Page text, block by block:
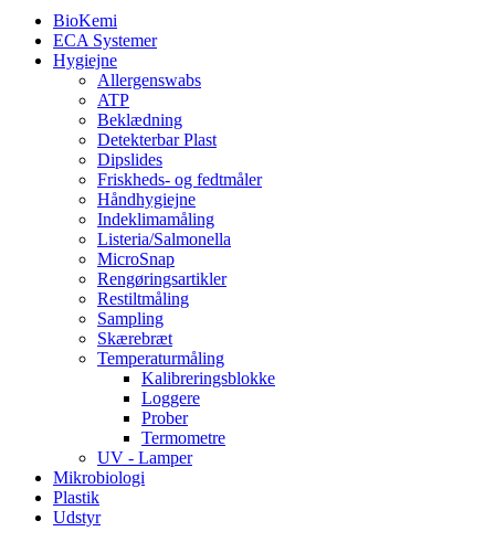
BioKemi
ECA Systemer
Hygiejne
Allergenswabs
ATP
Beklædning
Detekterbar Plast
Dipslides
Friskheds- og fedtmåler
Håndhygiejne
Indeklimamåling
Listeria/Salmonella
MicroSnap
Rengøringsartikler
Restiltmåling
Sampling
Skærebræt
Temperaturmåling
Kalibreringsblokke
Loggere
Prober
Termometre
UV - Lamper
Mikrobiologi
Plastik
Udstyr